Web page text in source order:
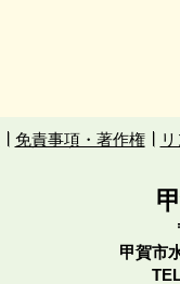
免責事項・著作権
甲賀市